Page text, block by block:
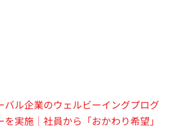
バル企業のウェルビーイングプログ
実施｜社員から「おかわり希望」